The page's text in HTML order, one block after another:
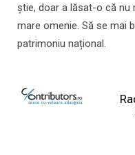
știe, doar a lăsat-o că nu
mare omenie. Să se mai
patrimoniu național.